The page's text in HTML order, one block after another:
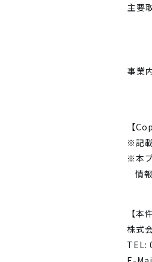
主要
事業
【
※記
※本
情
【本
株式
TEL: